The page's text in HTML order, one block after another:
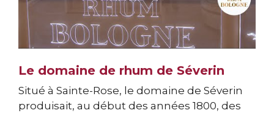
Le domaine de rhum de Séverin
Situé à Sainte-Rose, le domaine de Séverin
produisait, au début des années 1800, des